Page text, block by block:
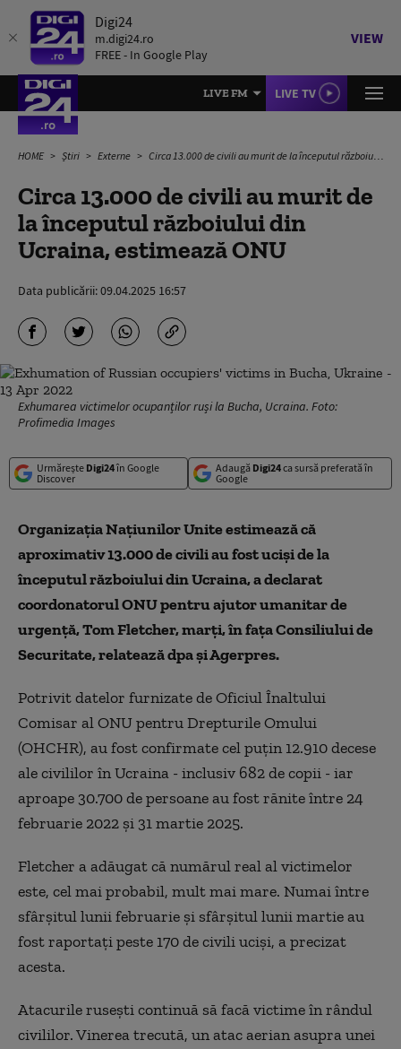
Digi24
m.digi24.ro
FREE - In Google Play
VIEW
LIVE FM LIVE TV
HOME Știri Externe Circa 13.000 de civili au murit de la începutul războiului din Ucraina, estimează ONU
Circa 13.000 de civili au murit de
la începutul războiului din
Ucraina, estimează ONU
Data publicării:09.04.2025 16:57
Exhumarea victimelor ocupanților ruși la Bucha, Ucraina. Foto:
Profimedia Images
Urmărește Digi24în Google
Discover
Adaugă Digi24ca sursă preferată în
Google
Organizaţia Naţiunilor Unite estimează că
aproximativ 13.000 de civili au fost ucişi de la
începutul războiului din Ucraina, a declarat
coordonatorul ONU pentru ajutor umanitar de
urgenţă, Tom Fletcher, marţi, în faţa Consiliului de
Securitate, relatează dpa și Agerpres.
Potrivit datelor furnizate de Oficiul Înaltului
Comisar al ONU pentru Drepturile Omului
(OHCHR), au fost confirmate cel puţin 12.910 decese
ale civililor în Ucraina - inclusiv 682 de copii - iar
aproape 30.700 de persoane au fost rănite între 24
februarie 2022 şi 31 martie 2025.
Fletcher a adăugat că numărul real al victimelor
este, cel mai probabil, mult mai mare. Numai între
sfârşitul lunii februarie şi sfârşitul lunii martie au
fost raportaţi peste 170 de civili ucişi, a precizat
acesta.
Atacurile ruseşti continuă să facă victime în rândul
civililor. Vinerea trecută, un atac aerian asupra unei